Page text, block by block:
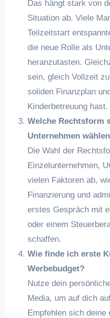
Das hängt stark von
Situation ab. Viele
Teilzeitstart
die neue Rolle als
heranzutasten.
sein, gleich Vollzeit
soliden Finanzplan
Kinderbetreuung hast.
Welche Rechtsform
Unternehmen
Die Wahl der
Einzelunternehmen,
vielen Faktoren ab,
Finanzierung und
erstes Gespräch mit
oder einem
schaffen.
Wie finde ich erste
Werbebudget?
Nutze dein
Media, um auf dich
Empfehlen sich deine